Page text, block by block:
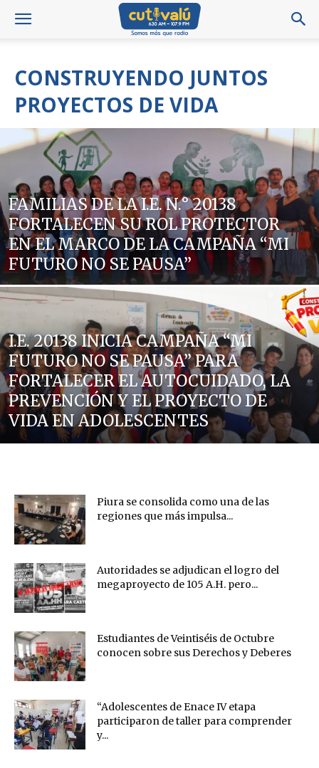
CONSTRUYENDO JUNTOS
PROYECTOS DE VIDA
FAMILIAS DE LA I.E. N.° 20138
FORTALECEN SU ROL PROTECTOR
EN EL MARCO DE LA CAMPAÑA “MI
FUTURO NO SE PAUSA”
I.E. 20138 INICIA CAMPAÑA “MI
FUTURO NO SE PAUSA” PARA
FORTALECER EL AUTOCUIDADO, LA
PREVENCIÓN Y EL PROYECTO DE
VIDA EN ADOLESCENTES
Piura se consolida como una de las
regiones que más impulsa...
Autoridades se adjudican el logro del
megaproyecto de 105 A.H. pero...
Estudiantes de Veintiséis de Octubre
conocen sobre sus Derechos y Deberes
“Adolescentes de Enace IV etapa
participaron de taller para comprender
y...